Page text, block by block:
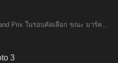
Prix ในรอบคัดเลือก ขณะ มาร์ค...
3